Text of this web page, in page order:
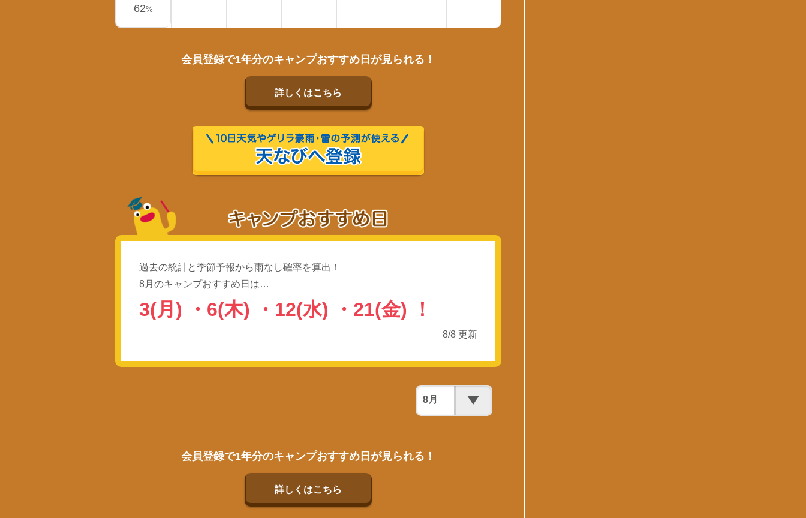
62%
会員登録で1年分のキャンプおすすめ日が見られる！
詳しくはこちら
過去の統計と季節予報から雨なし確率を算出！
8月のキャンプおすすめ日は…
3(月) ・ 6(木) ・ 12(水) ・ 21(金) ！
8/8 更新
会員登録で1年分のキャンプおすすめ日が見られる！
詳しくはこちら